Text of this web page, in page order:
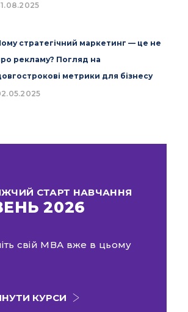
стратегічний маркетинг — це не
рекламу? Погляд на
метрики для бізнесу
СТАРТ НАВЧАННЯ
2026
свій МВА вже в цьому
КУРСИ